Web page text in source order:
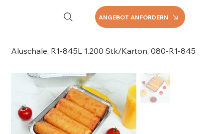
ANGEBOT ANFORDERN
Aluschale, R1-845L 1.200 Stk/Karton, 080-R1-845